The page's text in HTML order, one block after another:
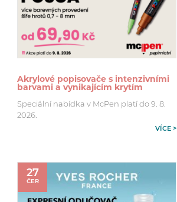
Akrylové popisovače s intenzivními
barvami a vynikajícím krytím
Speciální nabídka v McPen platí do 9. 8.
2026.
VÍCE >
27
ČER